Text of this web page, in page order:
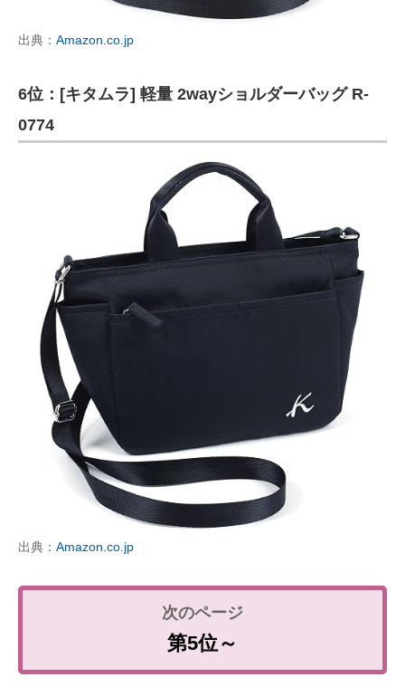
出典： Amazon.co.jp
6位：[キタムラ] 軽量 2wayショルダーバッグ R-
0774
出典： Amazon.co.jp
第5位～